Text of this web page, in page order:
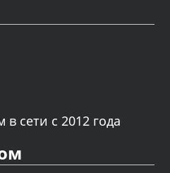
сети с 2012 года